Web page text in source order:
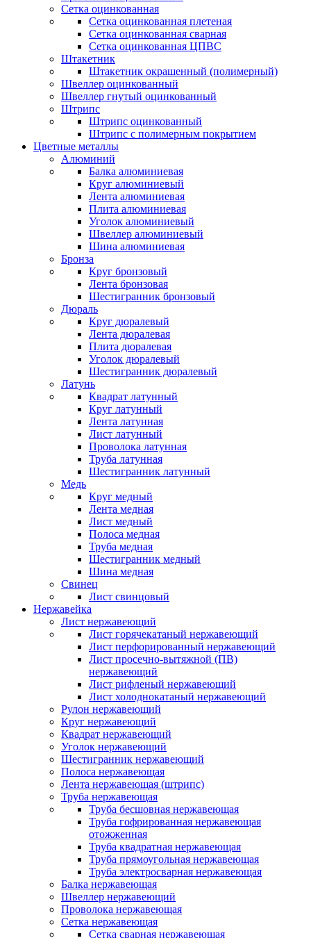
Сетка оцинкованная
Сетка оцинкованная плетеная
Сетка оцинкованная сварная
Сетка оцинкованная ЦПВС
Штакетник
Штакетник окрашенный (полимерный)
Швеллер оцинкованный
Швеллер гнутый оцинкованный
Штрипс
Штрипс оцинкованный
Штрипс с полимерным покрытием
Цветные металлы
Алюминий
Балка алюминиевая
Круг алюминиевый
Лента алюминиевая
Плита алюминиевая
Уголок алюминиевый
Швеллер алюминиевый
Шина алюминиевая
Бронза
Круг бронзовый
Лента бронзовая
Шестигранник бронзовый
Дюраль
Круг дюралевый
Лента дюралевая
Плита дюралевая
Уголок дюралевый
Шестигранник дюралевый
Латунь
Квадрат латунный
Круг латунный
Лента латунная
Лист латунный
Проволока латунная
Труба латунная
Шестигранник латунный
Медь
Круг медный
Лента медная
Лист медный
Полоса медная
Труба медная
Шестигранник медный
Шина медная
Свинец
Лист свинцовый
Нержавейка
Лист нержавеющий
Лист горячекатаный нержавеющий
Лист перфорированный нержавеющий
Лист просечно-вытяжной (ПВ)
нержавеющий
Лист рифленый нержавеющий
Лист холоднокатаный нержавеющий
Рулон нержавеющий
Круг нержавеющий
Квадрат нержавеющий
Уголок нержавеющий
Шестигранник нержавеющий
Полоса нержавеющая
Лента нержавеющая (штрипс)
Труба нержавеющая
Труба бесшовная нержавеющая
Труба гофрированная нержавеющая
отожженная
Труба квадратная нержавеющая
Труба прямоугольная нержавеющая
Труба электросварная нержавеющая
Балка нержавеющая
Швеллер нержавеющий
Проволока нержавеющая
Сетка нержавеющая
Сетка сварная нержавеющая